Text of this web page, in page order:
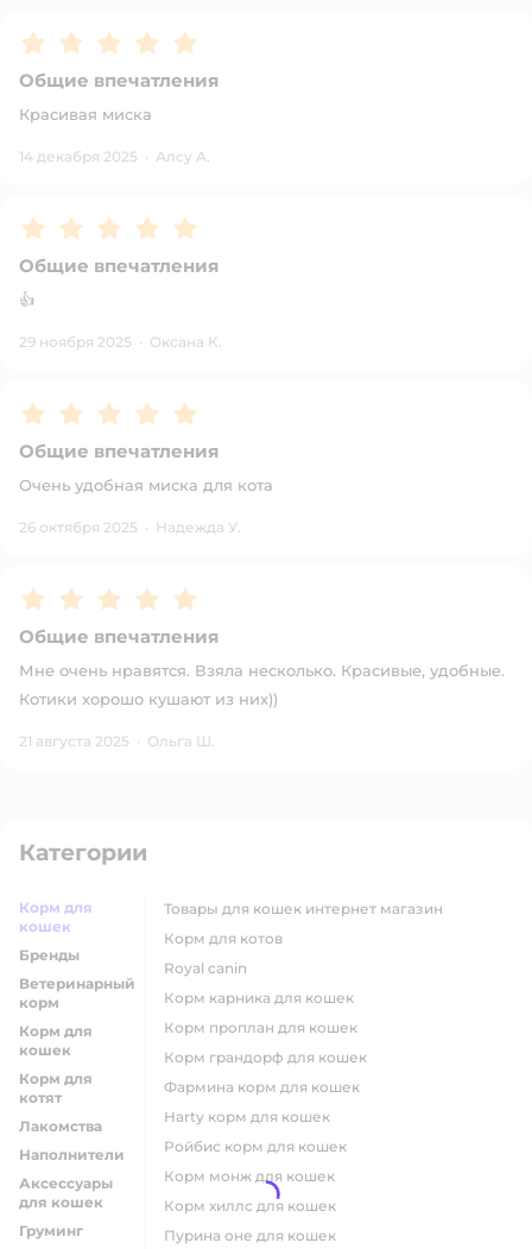
Рейтинг:5
Общие впечатления
Красивая миска
14 декабря 2025 · Алсу А.
Рейтинг:5
Общие впечатления
👍
29 ноября 2025 · Оксана К.
Рейтинг:5
Общие впечатления
Очень удобная миска для кота
26 октября 2025 · Надежда У.
Рейтинг:5
Общие впечатления
Мне очень нравятся. Взяла несколько. Красивые, удобные.
Котики хорошо кушают из них))
21 августа 2025 · Ольга Ш.
Категории
Корм для
кошек
Бренды
Ветеринарный
корм
Корм для
кошек
Корм для
котят
Лакомства
Наполнители
Аксессуары
для кошек
Груминг
товары для кошек интернет магазин
корм для котов
royal canin
корм карника для кошек
корм проплан для кошек
корм грандорф для кошек
фармина корм для кошек
harty корм для кошек
ройбис корм для кошек
корм монж для кошек
корм хиллс для кошек
пурина оне для кошек